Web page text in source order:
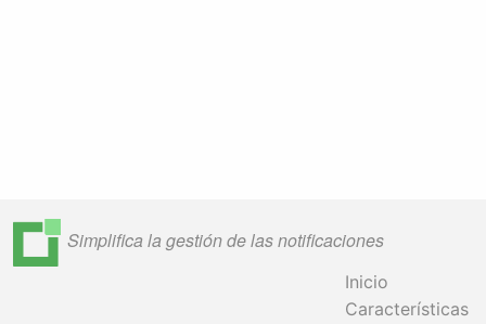
Simplifica la gestión de las notificaciones
Inicio
Características